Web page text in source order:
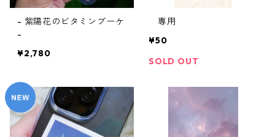
- 紫陽花のビタミンブーケ
-
¥2,780
専用
¥50
SOLD OUT